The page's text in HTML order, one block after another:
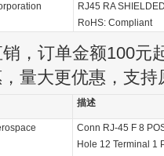
RJ45 RA
RoHS: Compliant
，订单金额100元
量大更优惠，支持
描述
Conn RJ-45 F 8
Hole 12 Terminal 1